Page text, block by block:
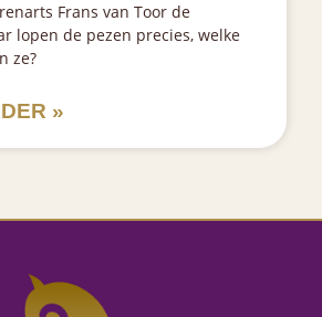
Frans van Toor de
lopen de pezen precies, welke
ze?
»